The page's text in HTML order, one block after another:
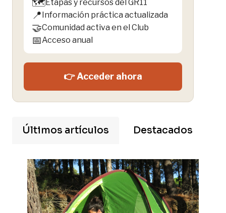
🗺️Etapas y recursos del GR11
📍 Información práctica actualizada
🤝Comunidad activa en el Club
📅Acceso anual
👉 Acceder ahora
Últimos artículos Destacados